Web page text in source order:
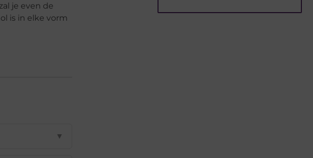
je even de
is in elke vorm
▼